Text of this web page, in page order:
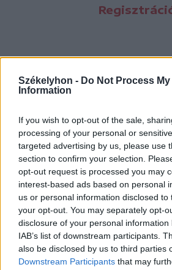
Székelyhon - Do Not Process My
Information
If you wish to opt-out of the sale,
processing of your personal or
targeted advertising by us, please use
section to confirm your selection.
opt-out request is processed you may
interest-based ads based on personal
us or personal information disclosed
your opt-out. You may separately opt-
disclosure of your personal
IAB’s list of downstream participants.
also be disclosed by us to third parties
Downstream Participants that may
Hasznos
Impresszum
Szerzői jogok
Adatvédelmi tájékoztató
Cookie-kezelési tájékoztató
Hozzászólási szabályzat